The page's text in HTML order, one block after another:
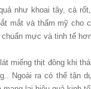
như khoai tây, cà
mắt và thẩm mỹ
mực và tinh tế
miếng thịt đông khi
Ngoài ra có thể tận